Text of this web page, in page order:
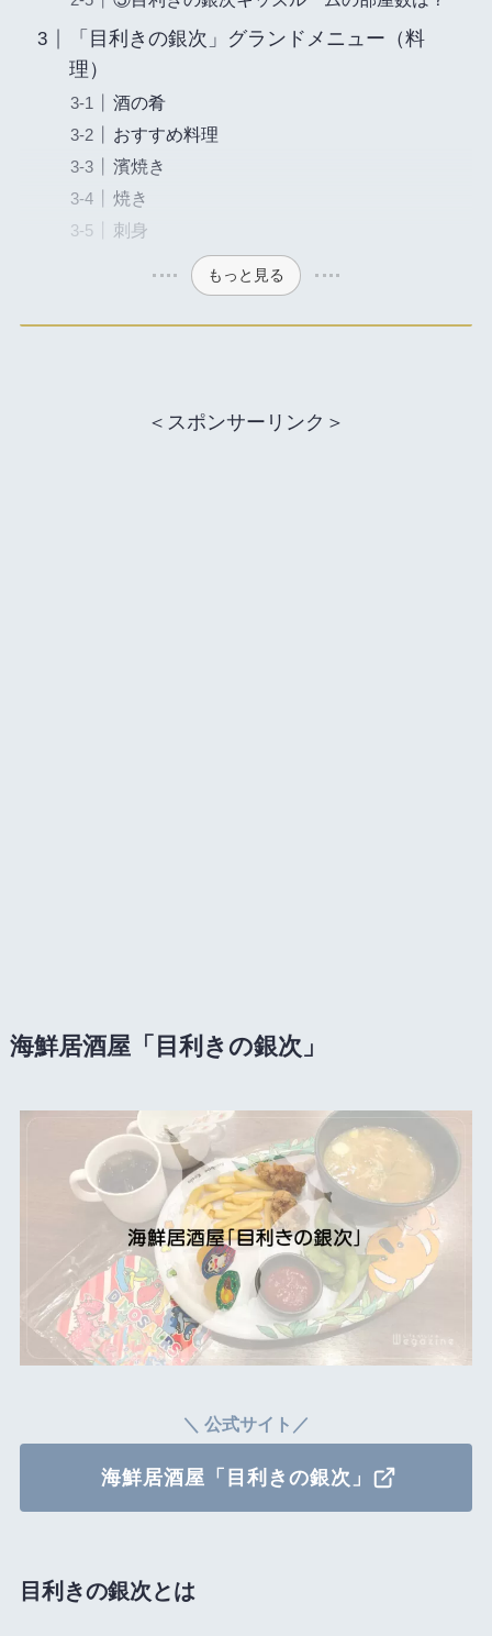
「目利きの銀次」グランドメニュー（料
理）
酒の肴
おすすめ料理
濱焼き
焼き
刺身
もっと見る
＜スポンサーリンク＞
海鮮居酒屋「目利きの銀次」
＼ 公式サイト／
海鮮居酒屋「目利きの銀次」
目利きの銀次とは